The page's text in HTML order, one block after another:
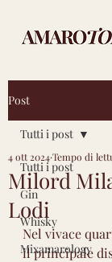
Post
Tutti i post
Gin
Whisky
Mixamarology
Tutti i post
Milord
Lodi
4 ott 2024Tempo di
Nel vivace
il principale